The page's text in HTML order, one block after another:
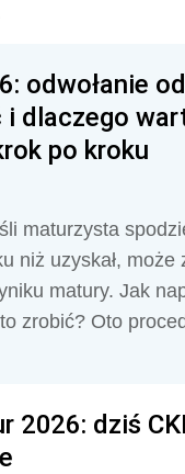
odwołanie
i dlaczego
po kroku
maturzysta
niż uzyskał, może
matury. Jak
zrobić? Oto
2026: dziś